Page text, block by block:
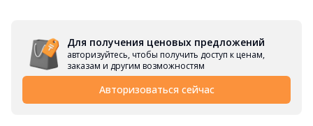
Для получения ценовых предложений
авторизуйтесь, чтобы получить доступ к ценам,
заказам и другим возможностям
Авторизоваться сейчас